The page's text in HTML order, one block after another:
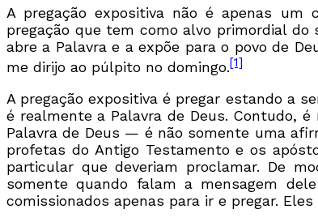
A pregação expositiva não é apenas um
pregação que tem como alvo primordial
abre a Palavra e a expõe para o povo de
me dirijo ao púlpito no domingo.[1]
A pregação expositiva é pregar estando a
é realmente a Palavra de Deus. Contudo,
Palavra de Deus — é não somente uma
profetas do Antigo Testamento e os
particular que deveriam proclamar. De
somente quando falam a mensagem
comissionados apenas para ir e pregar.